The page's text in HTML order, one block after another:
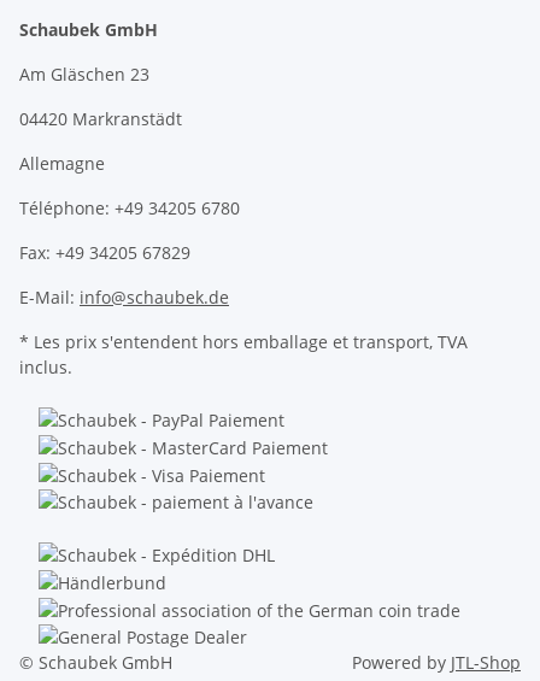
Schaubek GmbH
Am Gläschen 23
04420 Markranstädt
Allemagne
Téléphone: +49 34205 6780
Fax: +49 34205 67829
E-Mail: info@schaubek.de
* Les prix s'entendent hors emballage et transport, TVA
inclus.
© Schaubek GmbH Powered by JTL-Shop